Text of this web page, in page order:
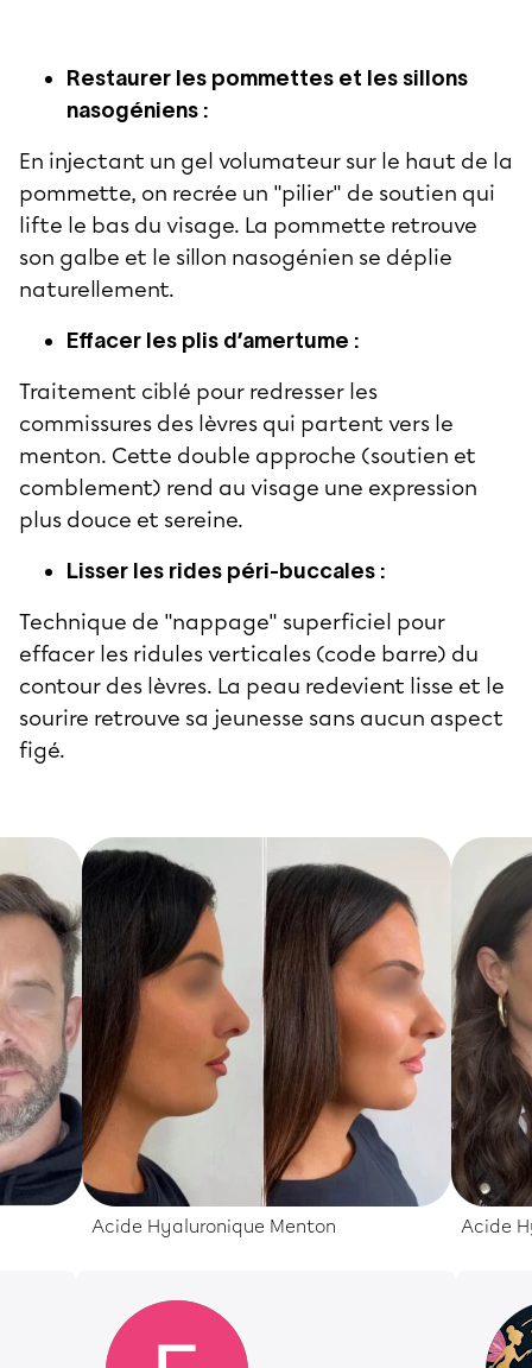
Restaurer les pommettes et les sillons
nasogéniens :
En injectant un gel volumateur sur le haut de la
pommette, on recrée un "pilier" de soutien qui
lifte le bas du visage. La pommette retrouve
son galbe et le sillon nasogénien se déplie
naturellement.
Effacer les plis d’amertume :
Traitement ciblé pour redresser les
commissures des lèvres qui partent vers le
menton. Cette double approche (soutien et
comblement) rend au visage une expression
plus douce et sereine.
Lisser les rides péri-buccales :
Technique de "nappage" superficiel pour
effacer les ridules verticales (code barre) du
contour des lèvres. La peau redevient lisse et le
sourire retrouve sa jeunesse sans aucun aspect
figé.
Acide Hyaluronique Menton Acide